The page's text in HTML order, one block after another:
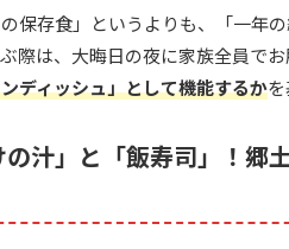
保存食」というよりも、「一年
際は、大晦日の夜に家族全員で
ディッシュ」として機能するか
汁」と「飯寿司」！郷